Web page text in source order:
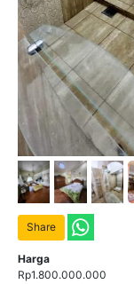
Share
Harga
Rp1.800.000.000